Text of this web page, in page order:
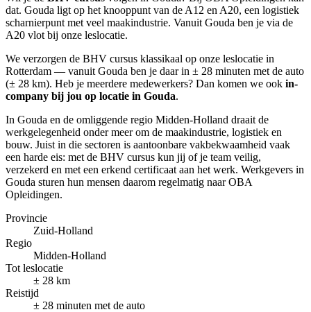
dat. Gouda ligt op het knooppunt van de A12 en A20, een logistiek
scharnierpunt met veel maakindustrie. Vanuit Gouda ben je via de
A20 vlot bij onze leslocatie.
We verzorgen de BHV cursus klassikaal op onze leslocatie in
Rotterdam — vanuit Gouda ben je daar in ± 28 minuten met de auto
(± 28 km). Heb je meerdere medewerkers? Dan komen we ook in-
company bij jou op locatie in Gouda.
In Gouda en de omliggende regio Midden-Holland draait de
werkgelegenheid onder meer om de maakindustrie, logistiek en
bouw. Juist in die sectoren is aantoonbare vakbekwaamheid vaak
een harde eis: met de BHV cursus kun jij of je team veilig,
verzekerd en met een erkend certificaat aan het werk. Werkgevers in
Gouda sturen hun mensen daarom regelmatig naar OBA
Opleidingen.
Provincie
Zuid-Holland
Regio
Midden-Holland
Tot leslocatie
± 28 km
Reistijd
± 28 minuten met de auto